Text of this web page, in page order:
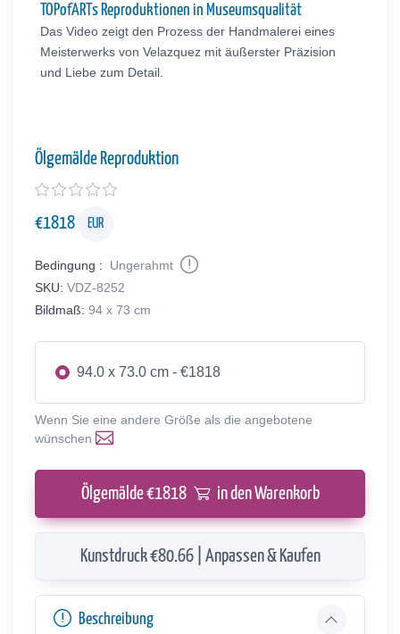
TOPofARTs Reproduktionen in Museumsqualität
Das Video zeigt den Prozess der Handmalerei eines
Meisterwerks von Velazquez mit äußerster Präzision
und Liebe zum Detail.
Ölgemälde Reproduktion
€1818 EUR
Bedingung :
Ungerahmt
SKU: VDZ-8252
Bildmaß: 94 x 73 cm
94.0 x 73.0 cm - €1818
Wenn Sie eine andere Größe als die angebotene
wünschen
Ölgemälde €1818 in den Warenkorb
Kunstdruck €80.66 | Anpassen & Kaufen
Beschreibung